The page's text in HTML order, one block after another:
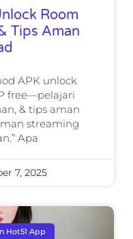
Room
Tips Aman
APK unlock
free—pelajari
& tips aman
streaming
Apa
7, 2025
Hot51 App